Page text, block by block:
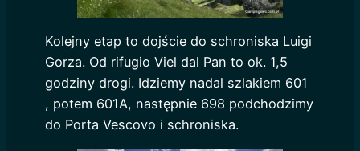
Kolejny etap to dojście do schroniska Luigi
Gorza. Od rifugio Viel dal Pan to ok. 1,5
godziny drogi. Idziemy nadal szlakiem 601
, potem 601A, następnie 698 podchodzimy
do Porta Vescovo i schroniska.